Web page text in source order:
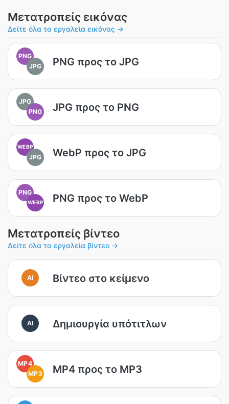
Μετατροπείς εικόνας
Δείτε όλα τα εργαλεία εικόνας →
PNG
JPG
PNG προς το JPG
JPG
PNG
JPG προς το PNG
WEBP
JPG WebP προς το JPG
PNG
WEBP PNG προς το WebP
Μετατροπείς βίντεο
Δείτε όλα τα εργαλεία βίντεο →
AI Βίντεο στο κείμενο
AI Δημιουργία υπότιτλων
MP4
MP3
MP4 προς το MP3